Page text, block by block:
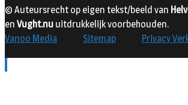
© Auteursrecht op eigen tekst/beeld van
en Vught.nu uitdrukkelijk voorbehouden.
Vanoo Media
Sitemap Privacy